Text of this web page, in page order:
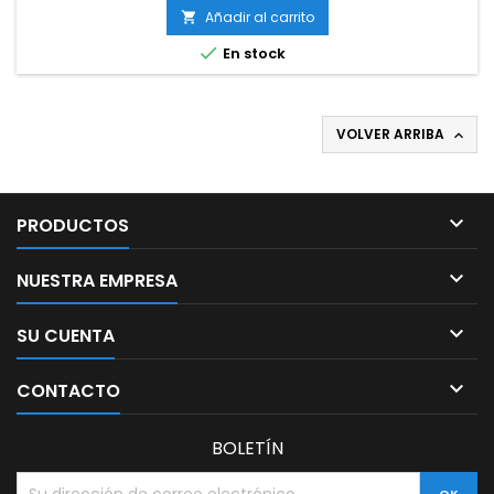
 Añadir al carrito
 En stock
VOLVER ARRIBA 
PRODUCTOS 
NUESTRA EMPRESA 
SU CUENTA 
CONTACTO 
BOLETÍN